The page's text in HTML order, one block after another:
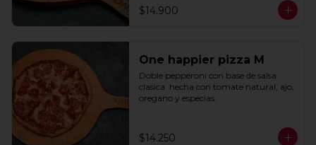
$14.900
One happier pizza M
Doble pepperoni con base de salsa
clasica  hecha con tomate natural, ajo,
oregano y especias.
$14.250